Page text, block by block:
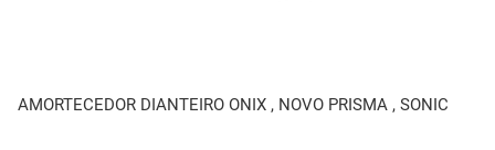
AMORTECEDOR DIANTEIRO ONIX , NOVO PRISMA , SONIC